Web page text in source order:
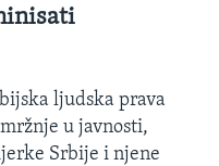
ljudska prava
u javnosti,
Srbije i njene